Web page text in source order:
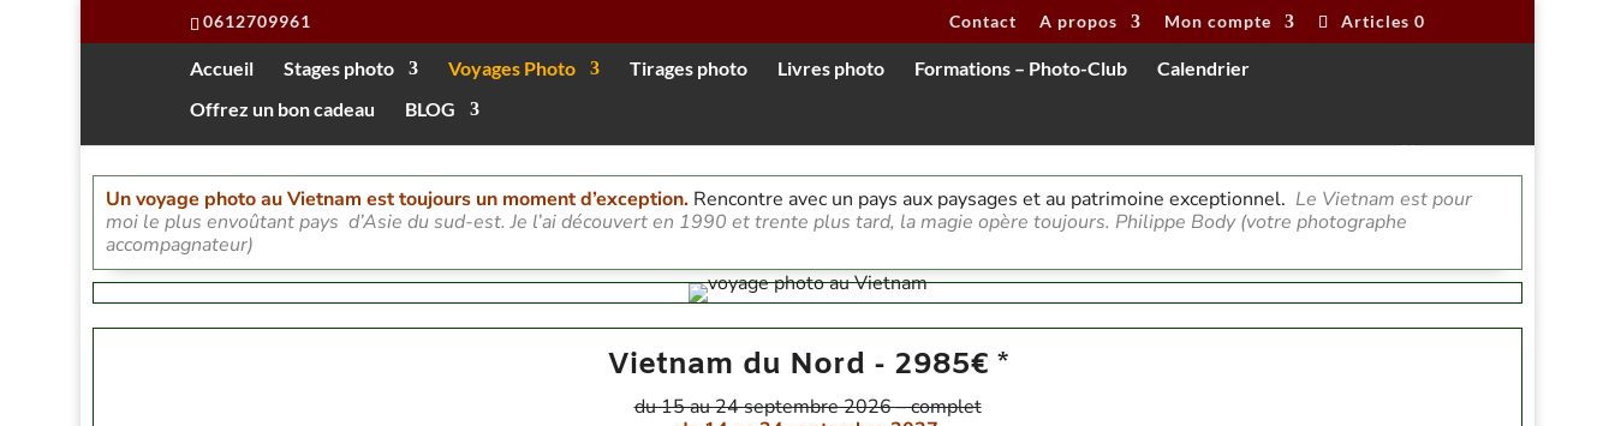
0612709961 Contact A propos Mon compte Articles 0
Accueil Stages photo Voyages Photo Tirages photo Livres photo Formations – Photo-Club
Calendrier
Offrez un bon cadeau
BLOG
Un voyage photo au Vietnam est toujours un moment d’exception. Rencontre avec un pays aux paysages et au patrimoine exceptionnel. Le Vietnam est pour
moi le plus envoûtant pays d’Asie du sud-est. Je l’ai découvert en 1990 et trente plus tard, la magie opère toujours. Philippe Body (votre photographe
accompagnateur)
Vietnam du Nord - 2985€ *
du 15 au 24 septembre 2026 – complet